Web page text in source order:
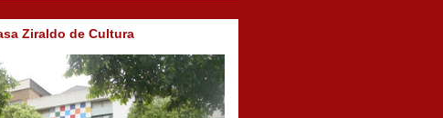
Ziraldo de Cultura